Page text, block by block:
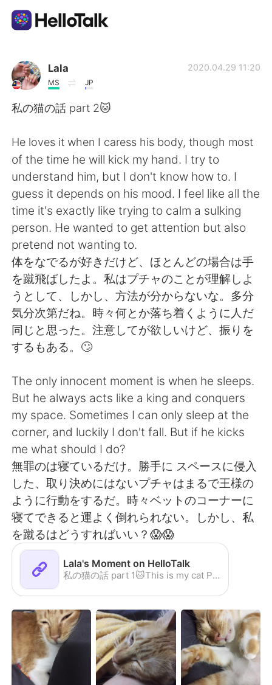
Aplikasi Pertukaran Bahasa
AI Grammar Checker
English 简体中文
繁體中文 Español
العربية Français
Deutsch 日本語
한국어 Русский
ไทย Italiano
Português
Lala
MS JP
2020.04.29 11:20
私の猫の話 part 2🐱
He loves it when I caress his body, though most
of the time he will kick my hand. I try to
understand him, but I don't know how to. I
guess it depends on his mood. I feel like all the
time it's exactly like trying to calm a sulking
person. He wanted to get attention but also
pretend not wanting to.
体をなでるが好きだけど、ほとんどの場合は手
を蹴飛ばしたよ。私はプチャのことが理解しよ
うとして、しかし、方法が分からないな。多分
気分次第だね。時々何とか落ち着くように人だ
同じと思った。注意してが欲しいけど、振りを
するもある。🙄
The only innocent moment is when he sleeps.
But he always acts like a king and conquers
my space. Sometimes I can only sleep at the
corner, and luckily I don't fall. But if he kicks
me what should I do?
無罪のは寝ているだけ。勝手に スペースに侵入
した、取り決めにはないプチャはまるで王様の
ように行動をするだ。時々ベットのコーナーに
寝てできると運よく倒れられない。しかし、私
を蹴るはどうすればいい？😱😱
Lala's Moment on HelloTalk
私の猫の話 part 1🐱This is my cat Puchya. He